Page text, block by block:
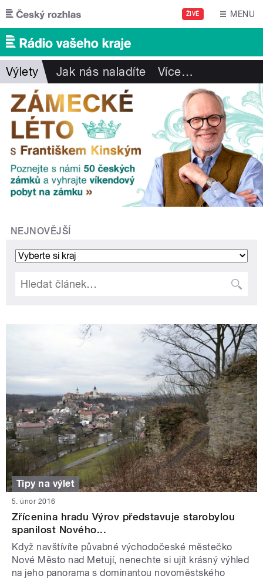
Přejít k hlavnímu obsahu
ŽIVĚ MENU
Výlety Jak nás naladíte Více…
NEJNOVĚJŠÍ
Tipy na výlet
5. únor 2016
Zřícenina hradu Výrov představuje starobylou
spanilost Nového...
Když navštívíte půvabné východočeské městečko
Nové Město nad Metují, nenechte si ujít krásný výhled
na jeho panorama s dominantou novoměstského